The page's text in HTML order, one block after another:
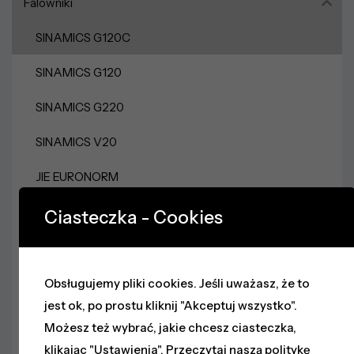
SINAMICS G120C
SINAMICS G120
SINAMICS G220
SINAMICS V20
JIE EURONORM
Altivar ATV930
Altivar ATV630
Altivar ATV320
Zasilacze
Sieci Przemysłowe
Ciasteczka - Cookies
Obsługujemy pliki cookies. Jeśli uważasz, że to
jest ok, po prostu kliknij "Akceptuj wszystko".
Możesz też wybrać, jakie chcesz ciasteczka,
klikając "Ustawienia". Przeczytaj naszą politykę